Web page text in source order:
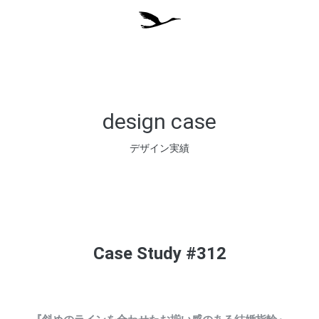
design case
デザイン実績
Case Study #312